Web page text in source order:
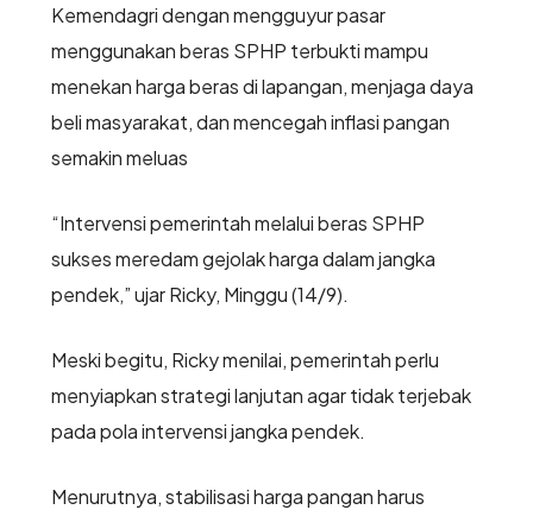
Kemendagri dengan mengguyur pasar
menggunakan beras SPHP terbukti mampu
menekan harga beras di lapangan, menjaga daya
beli masyarakat, dan mencegah inflasi pangan
semakin meluas
“Intervensi pemerintah melalui beras SPHP
sukses meredam gejolak harga dalam jangka
pendek,” ujar Ricky, Minggu (14/9).
Meski begitu, Ricky menilai, pemerintah perlu
menyiapkan strategi lanjutan agar tidak terjebak
pada pola intervensi jangka pendek.
Menurutnya, stabilisasi harga pangan harus